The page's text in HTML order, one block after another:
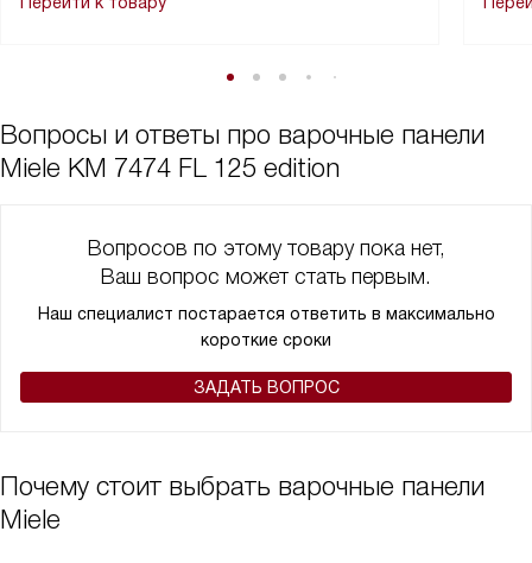
Вопросы и ответы про варочные панели
Miele KM 7474 FL 125 edition
Вопросов по этому товару пока нет,
Ваш вопрос может стать первым.
Наш специалист постарается ответить в максимально
короткие сроки
ЗАДАТЬ ВОПРОС
Почему стоит выбрать варочные панели
Miele